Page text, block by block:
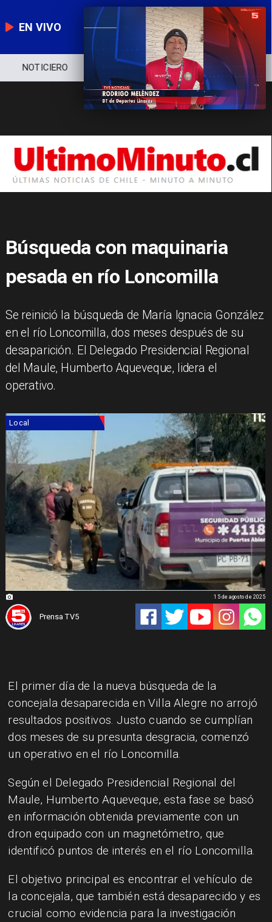
EN VIVO
NOTICIERO POLÍTICA ECONOMÍA
Búsqueda con maquinaria
pesada en río Loncomilla
Se reinició la búsqueda de María Ignacia González
en el río Loncomilla, dos meses después de su
desaparición. El Delegado Presidencial Regional
del Maule, Humberto Aqueveque, lidera el
operativo.
Local
Prensa TV5
15 de agosto de 2025
El primer día de la nueva búsqueda de la
concejala desaparecida en Villa Alegre no arrojó
resultados positivos. Justo cuando se cumplían
dos meses de su presunta desgracia, comenzó
un operativo en el río Loncomilla.
Según el Delegado Presidencial Regional del
Maule, Humberto Aqueveque, esta fase se basó
en información obtenida previamente con un
dron equipado con un magnetómetro, que
identificó puntos de interés en el río Loncomilla.
El objetivo principal es encontrar el vehículo de
la concejala, que también está desaparecido y es
crucial como evidencia para la investigación